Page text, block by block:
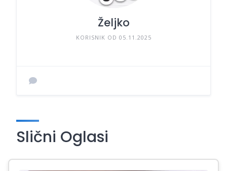
Željko
KORISNIK OD 05.11.2025
Slični Oglasi